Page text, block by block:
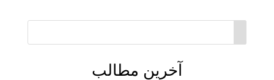
آخرین مطالب